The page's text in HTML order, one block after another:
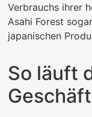
Verbrauchs ihrer
Asahi Forest
japanischen
So läuft
Geschäft